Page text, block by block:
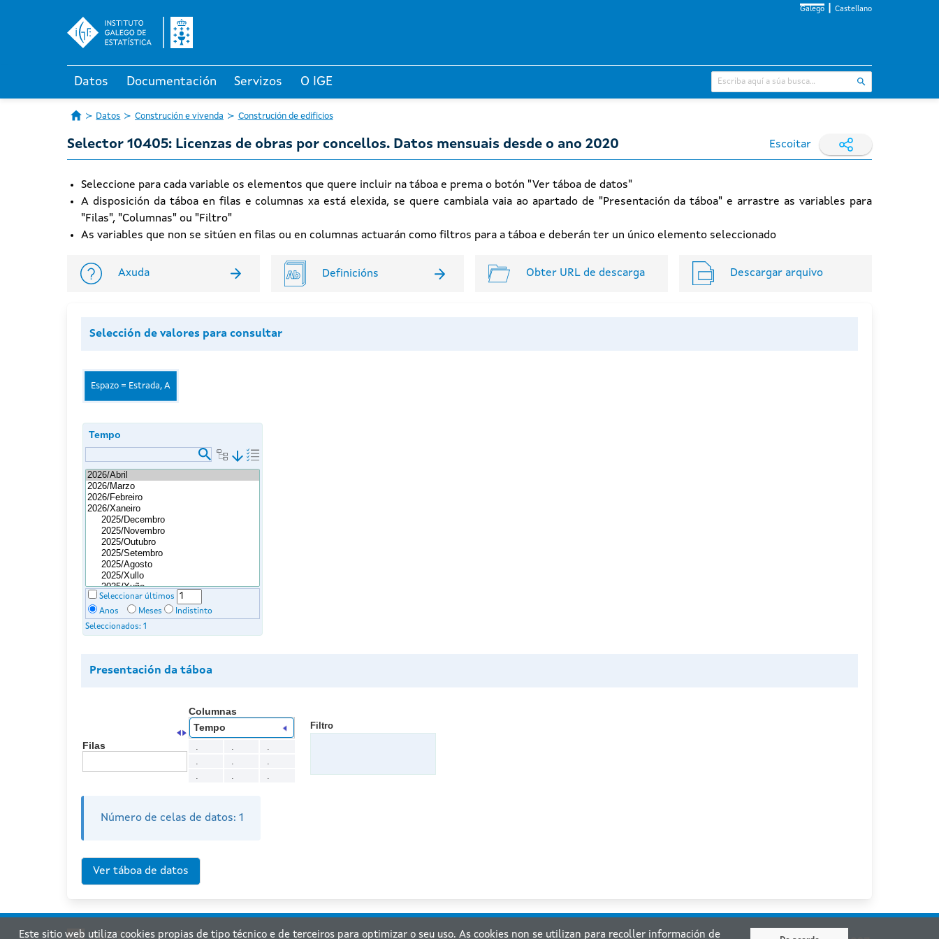
Galego Castellano
Datos Documentación Servizos O IGE
Datos Construción e vivenda Construción de edificios
Selector 10405: Licenzas de obras por concellos. Datos mensuais desde o ano 2020 Escoitar
Seleccione para cada variable os elementos que quere incluir na táboa e prema o botón "Ver táboa de datos"
A disposición da táboa en filas e columnas xa está elexida, se quere cambiala vaia ao apartado de "Presentación da táboa" e arrastre as variables para
"Filas", "Columnas" ou "Filtro"
As variables que non se sitúen en filas ou en columnas actuarán como filtros para a táboa e deberán ter un único elemento seleccionado
Axuda Definicións Obter URL de descarga Descargar arquivo
Selección de valores para consultar
Espazo = Estrada, A
Tempo
arrow_downward
Seleccionar últimos
Anos
Meses
Indistinto
Seleccionados: 1
Presentación da táboa
Columnas
Tempo
Filas
. .
.
.
.
.
.
. .
Filtro
Número de celas de datos: 1
Xunta de Galicia. Información mantida e publicada na internet pola Xunta de Galicia
Este sitio web utiliza cookies propias de tipo técnico e de terceiros para optimizar o seu uso. As cookies non se utilizan para recoller información de